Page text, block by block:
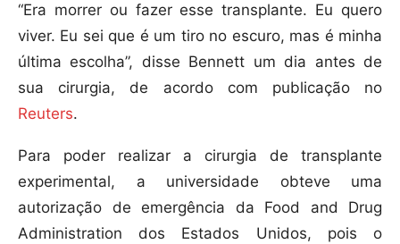
“Era morrer ou fazer esse transplante. Eu quero
viver. Eu sei que é um tiro no escuro, mas é minha
última escolha”, disse Bennett um dia antes de
sua cirurgia, de acordo com publicação no
Reuters.
Para poder realizar a cirurgia de transplante
experimental, a universidade obteve uma
autorização de emergência da Food and Drug
Administration dos Estados Unidos, pois o